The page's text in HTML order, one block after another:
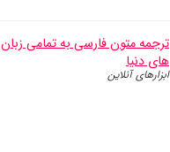
ترجمه متون فارسی به تمامی زبان
های دنیا
ابزارهای آنلاین